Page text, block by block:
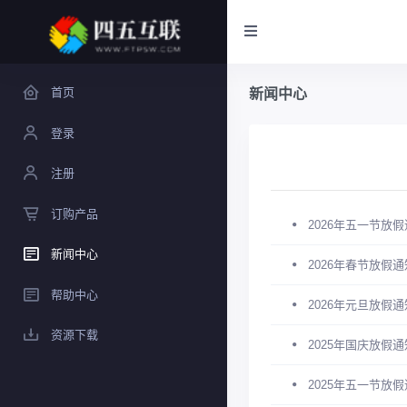
首页
登录
注册
订购产品
新闻中心
帮助中心
资源下载
新闻中心
2026年五一节放假
2026年春节放假通
2026年元旦放假通
2025年国庆放假通
2025年五一节放假